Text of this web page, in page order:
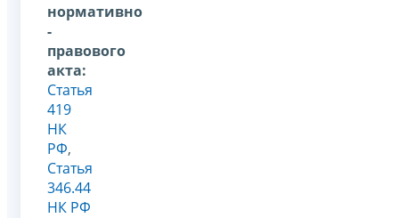
нормативно
-
правового
акта:
Статья
419
НК
РФ,
Статья
346.44
НК РФ